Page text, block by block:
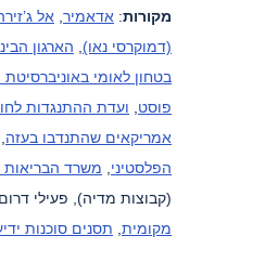
מקורות: אדאמיר, אל
(דמוקרסי נאו), הארגון
בטחון לאומי
פוסט, ועדת ההתנגדות
אמריקאים שהתנדבו בעזה,
הפלסטיני, משרד הבריאות
(קבוצות מדיה), פעילי
מקומית, תסנים סוכנות